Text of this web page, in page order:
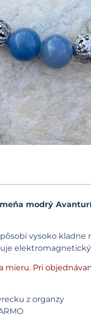
modrý
vysoko kladne
mieru. Pri
z organzy